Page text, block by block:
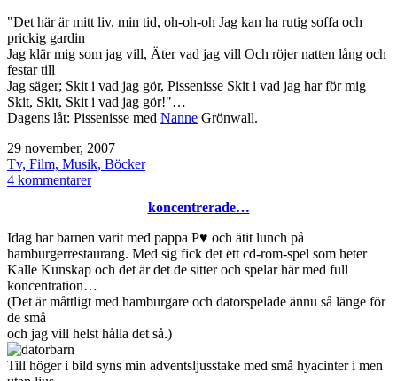
"Det här är mitt liv, min tid, oh-oh-oh Jag kan ha rutig soffa och
prickig gardin
Jag klär mig som jag vill, Äter vad jag vill Och röjer natten lång och
festar till
Jag säger; Skit i vad jag gör, Pissenisse Skit i vad jag har för mig
Skit, Skit, Skit i vad jag gör!"…
Dagens låt: Pissenisse med Nanne Grönwall.
Publicerat
den
29 november, 2007
Kategoriserat
som
Tv, Film, Musik, Böcker
4 kommentarertill
koncentrerade…
Idag har barnen varit med pappa P♥ och ätit lunch på
hamburgerrestaurang. Med sig fick det ett cd-rom-spel som heter
Kalle Kunskap och det är det de sitter och spelar här med full
koncentration…
(Det är måttligt med hamburgare och datorspelade ännu så länge för
de små
och jag vill helst hålla det så.)
Till höger i bild syns min adventsljusstake med små hyacinter i men